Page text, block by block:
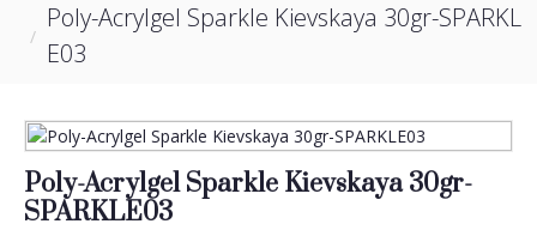
Poly-Acrylgel Sparkle Kievskaya 30gr-SPARKL
E03
Poly-Acrylgel Sparkle Kievskaya 30gr-
SPARKLE03